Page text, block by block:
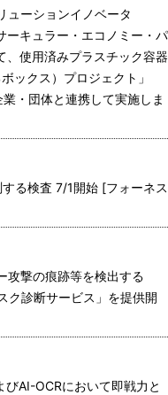
ューションイノベータ
ーキュラー・エコノミー・パ
、使用済みプラスチック容器
ックス）プロジェクト」
・団体と連携して実施しま
る検査 7/1開始 [フォーネス
攻撃の痕跡等を検出する
ク診断サービス」を提供開
びAI-OCRにおいて即戦力と